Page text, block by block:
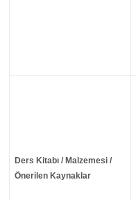
Ders Kitabı / Malzemesi /
Önerilen Kaynaklar